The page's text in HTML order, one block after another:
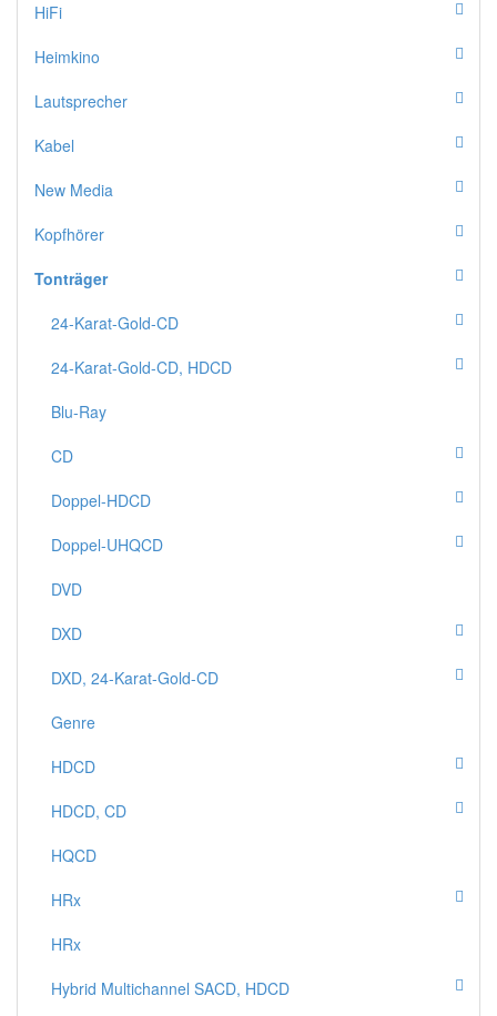
HiFi
Heimkino
Lautsprecher
Kabel
New Media
Kopfhörer
Tonträger
24-Karat-Gold-CD
24-Karat-Gold-CD, HDCD
Blu-Ray
CD
Doppel-HDCD
Doppel-UHQCD
DVD
DXD
DXD, 24-Karat-Gold-CD
Genre
HDCD
HDCD, CD
HQCD
HRx
HRx
Hybrid Multichannel SACD, HDCD